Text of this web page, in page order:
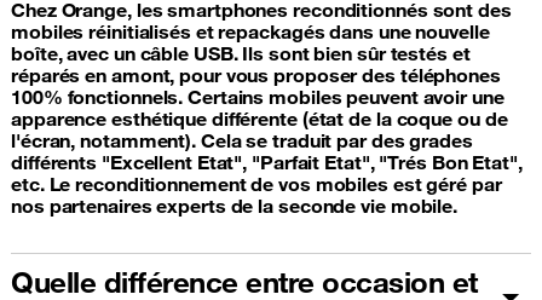
Chez Orange, les smartphones reconditionnés sont des
mobiles réinitialisés et repackagés dans une nouvelle
boîte, avec un câble USB. Ils sont bien sûr testés et
réparés en amont, pour vous proposer des téléphones
100% fonctionnels. Certains mobiles peuvent avoir une
apparence esthétique différente (état de la coque ou de
l'écran, notamment). Cela se traduit par des grades
différents "Excellent Etat", "Parfait Etat", "Trés Bon Etat",
etc. Le reconditionnement de vos mobiles est géré par
nos partenaires experts de la seconde vie mobile.
Quelle différence entre occasion et